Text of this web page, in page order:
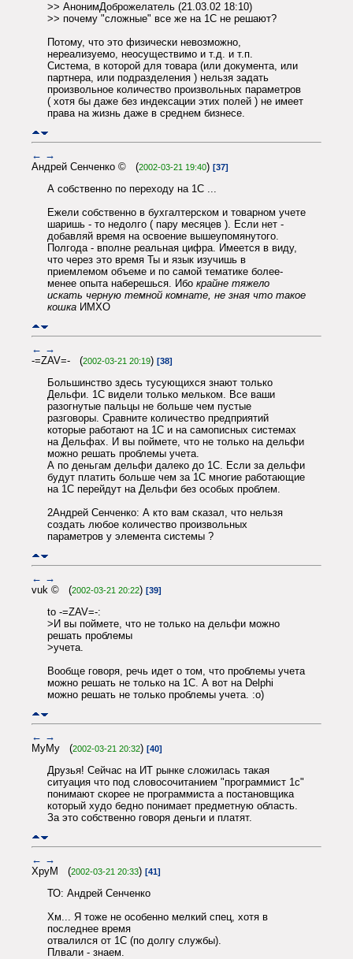
>> АнонимДоброжелатель (21.03.02 18:10)
>> почему "сложные" все же на 1С не решают?
Потому, что это физически невозможно,
нереализуемо, неосуществимо и т.д. и т.п.
Система, в которой для товара (или документа, или
партнера, или подразделения ) нельзя задать
произвольное количество произвольных параметров
( хотя бы даже без индексации этих полей ) не имеет
права на жизнь даже в среднем бизнесе.
← →
Андрей Сенченко © (2002-03-21 19:40) [37]
А собственно по переходу на 1С ...
Ежели собственно в бухгалтерском и товарном учете
шаришь - то недолго ( пару месяцев ). Если нет -
добавляй время на освоение вышеупомянутого.
Полгода - вполне реальная цифра. Имеется в виду,
что через это время Ты и язык изучишь в
приемлемом объеме и по самой тематике более-
менее опыта наберешься. Ибо крайне тяжело
искать черную темной комнате, не зная что такое
кошка ИМХО
← →
-=ZAV=- (2002-03-21 20:19) [38]
Большинство здесь тусующихся знают только
Дельфи. 1С видели только мельком. Все ваши
разогнутые пальцы не больше чем пустые
разговоры. Сравните количество предприятий
которые работают на 1С и на самописных системах
на Дельфах. И вы поймете, что не только на дельфи
можно решать проблемы учета.
А по деньгам дельфи далеко до 1С. Если за дельфи
будут платить больше чем за 1С многие работающие
на 1С перейдут на Дельфи без особых проблем.
2Андрей Сенченко: А кто вам сказал, что нельзя
создать любое количество произвольных
параметров у элемента системы ?
← →
vuk © (2002-03-21 20:22) [39]
to -=ZAV=-:
>И вы поймете, что не только на дельфи можно
решать проблемы
>учета.
Вообще говоря, речь идет о том, что проблемы учета
можно решать не только на 1С. А вот на Delphi
можно решать не только проблемы учета. :o)
← →
МуМу (2002-03-21 20:32) [40]
Друзья! Сейчас на ИТ рынке сложилась такая
ситуация что под словосочитанием "программист 1с"
понимают скорее не программиста а постановщика
который худо бедно понимает предметную область.
За это собственно говоря деньги и платят.
← →
XpyM (2002-03-21 20:33) [41]
ТО: Андрей Сенченко
Хм... Я тоже не особенно мелкий спец, хотя в
последнее время
отвалился от 1С (по долгу службы).
Плвали - знаем.